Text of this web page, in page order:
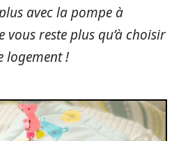
avec la pompe à
reste plus qu’à choisir
logement !